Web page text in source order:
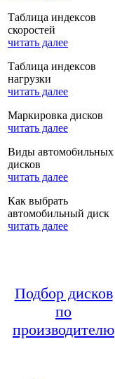
Таблица индексов
скоростей
читать далее
Таблица индексов
нагрузки
читать далее
Маркировка дисков
читать далее
Виды автомобильных
дисков
читать далее
Как выбрать
автомобильный диск
читать далее
Подбор дисков
по
производителю